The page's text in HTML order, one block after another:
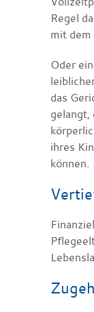
Regel
mit dem
Oder
das
gelangt,
ihres
können.